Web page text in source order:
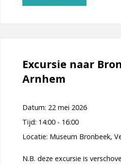
Excursie naar
Arnhem
Datum: 22 mei 2026
Tijd: 14:00 - 16:00
Locatie: Museum Bronbeek,
N.B. deze excursie is